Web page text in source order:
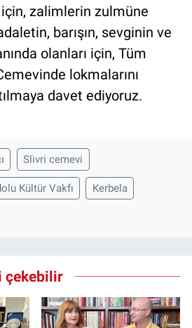
zalimlerin zulmüne
barışın, sevginin ve
olanları için, Tüm
lokmalarını
davet ediyoruz.
Slivri cemevi
Kültür Vakfı Kerbela
çekebilir